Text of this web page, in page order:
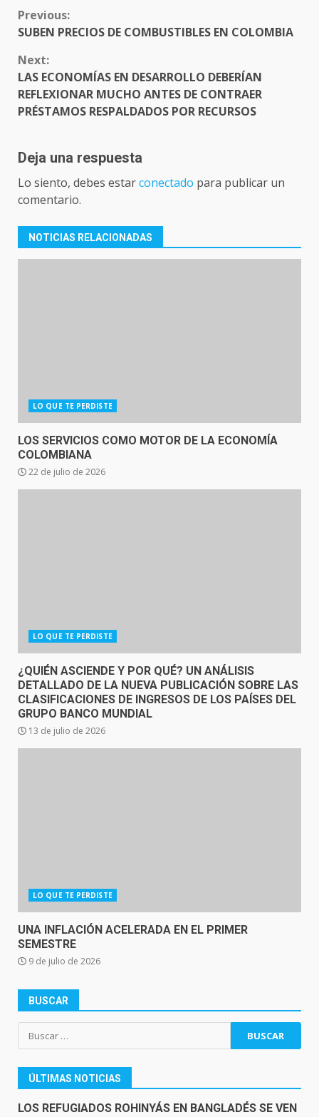
CONTINUE
READING
Previous:
SUBEN PRECIOS DE COMBUSTIBLES EN COLOMBIA
Next:
LAS ECONOMÍAS EN DESARROLLO DEBERÍAN
REFLEXIONAR MUCHO ANTES DE CONTRAER
PRÉSTAMOS RESPALDADOS POR RECURSOS
Deja una respuesta
Lo siento, debes estarconectado para publicar un
comentario.
NOTICIAS RELACIONADAS
LO QUE TE PERDISTE
LOS SERVICIOS COMO MOTOR DE LA ECONOMÍA
COLOMBIANA
22 de julio de 2026
LO QUE TE PERDISTE
¿QUIÉN ASCIENDE Y POR QUÉ? UN ANÁLISIS
DETALLADO DE LA NUEVA PUBLICACIÓN SOBRE LAS
CLASIFICACIONES DE INGRESOS DE LOS PAÍSES DEL
GRUPO BANCO MUNDIAL
13 de julio de 2026
LO QUE TE PERDISTE
UNA INFLACIÓN ACELERADA EN EL PRIMER
SEMESTRE
9 de julio de 2026
BUSCAR
Buscar:
ÚLTIMAS NOTICIAS
LOS REFUGIADOS ROHINYÁS EN BANGLADÉS SE VEN